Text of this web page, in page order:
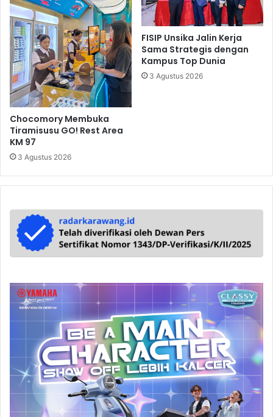
Chocomory Membuka
Tiramisusu GO! Rest Area
KM 97
3 Agustus 2026
FISIP Unsika Jalin Kerja
Sama Strategis dengan
Kampus Top Dunia
3 Agustus 2026